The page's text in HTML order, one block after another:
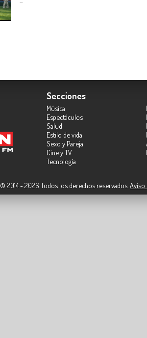
Secciones
Música
Espectáculos
Salud
Estilo de vida
Sexo y Pareja
Cine y TV
Tecnología
© 2014 - 2026 Todos los derechos reservados. Aviso